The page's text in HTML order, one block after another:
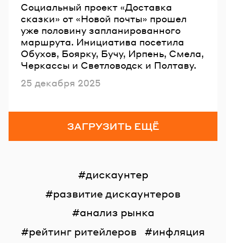
Социальный проект «Доставка
сказки» от «Новой почты» прошел
уже половину запланированного
маршрута. Инициатива посетила
Обухов, Боярку, Бучу, Ирпень, Смела,
Черкассы и Светловодск и Полтаву.
Опубликовано
25 декабря 2025
ЗАГРУЗИТЬ ЕЩЁ
дискаунтер
развитие дискаунтеров
анализ рынка
рейтинг ритейлеров
инфляция